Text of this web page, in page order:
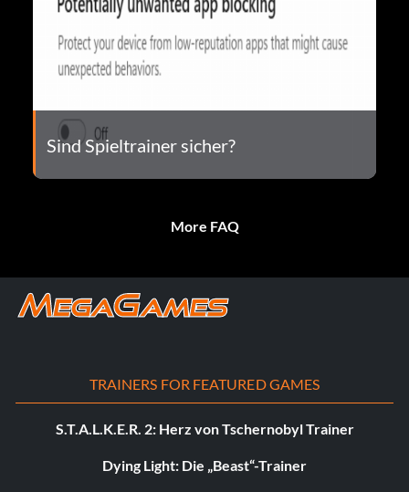
Sind Spieltrainer sicher?
More FAQ
TRAINERS FOR FEATURED GAMES
S.T.A.L.K.E.R. 2: Herz von Tschernobyl Trainer
Dying Light: Die „Beast“-Trainer